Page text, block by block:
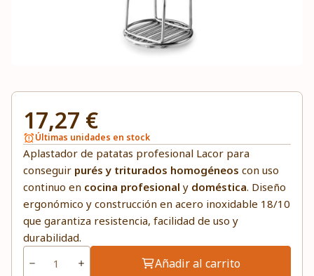
17,27 €
Últimas unidades en stock
Aplastador de patatas profesional Lacor para
conseguir purés y triturados homogéneos con uso
continuo en cocina profesional y doméstica. Diseño
ergonómico y construcción en acero inoxidable 18/10
que garantiza resistencia, facilidad de uso y
durabilidad.
Añadir al carrito